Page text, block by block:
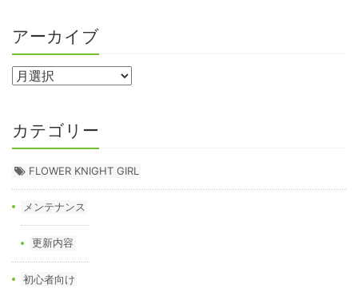
アーカイブ
カテゴリー
FLOWER KNIGHT GIRL
メンテナンス
更新内容
初心者向け